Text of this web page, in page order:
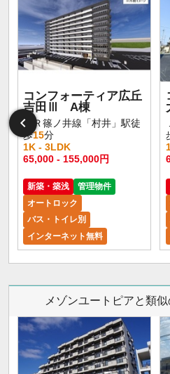
コンフォーティア広丘
吉田Ⅲ A棟
ＪＲ篠ノ井線「村井」駅徒
歩15分
1K - 3LDK
65,000 - 155,000円
新築・築浅
管理物件
オートロック
バス・トイレ別
インターネット無料
メゾンユートピアと類